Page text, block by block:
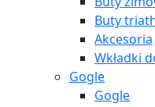
Buty
Akcesoria
Wkładki
Gogle
Gogle